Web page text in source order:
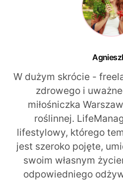
W dużym skrócie -
zdrowego i
miłośniczka
roślinnej.
lifestylowy, którego
jest szeroko pojęte,
swoim własnym
odpowiedniego